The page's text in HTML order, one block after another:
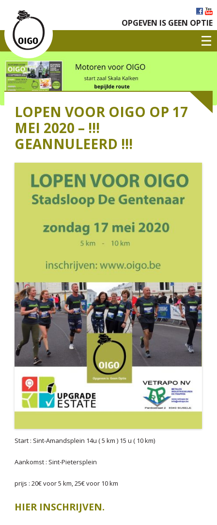
OPGEVEN IS GEEN OPTIE
LOPEN VOOR OIGO OP 17
MEI 2020 – !!!
GEANNULEERD !!!
Start : Sint-Amandsplein 14u ( 5 km ) 15 u ( 10 km)
Aankomst : Sint-Pietersplein
prijs : 20€ voor 5 km, 25€ voor 10 km
HIER INSCHRIJVEN.